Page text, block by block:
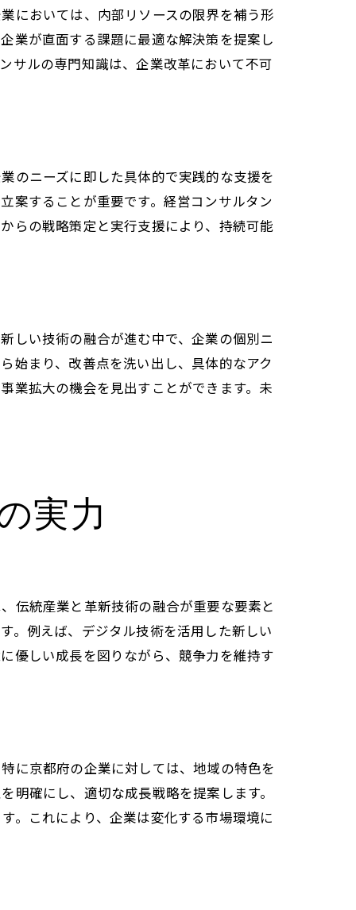
においては、内部リソースの限界を補う形
業が直面する課題に最適な解決策を提案し
サルの専門知識は、企業改革において不可
のニーズに即した具体的で実践的な支援を
案することが重要です。経営コンサルタン
らの戦略策定と実行支援により、持続可能
しい技術の融合が進む中で、企業の個別ニ
始まり、改善点を洗い出し、具体的なアク
業拡大の機会を見出すことができます。未
実力
伝統産業と革新技術の融合が重要な要素と
。例えば、デジタル技術を活用した新しい
優しい成長を図りながら、競争力を維持す
に京都府の企業に対しては、地域の特色を
確にし、適切な成長戦略を提案します。
。これにより、企業は変化する市場環境に